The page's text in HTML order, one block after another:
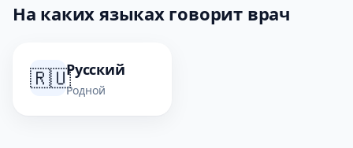
На каких языках говорит врач
🇷🇺Русский
Родной